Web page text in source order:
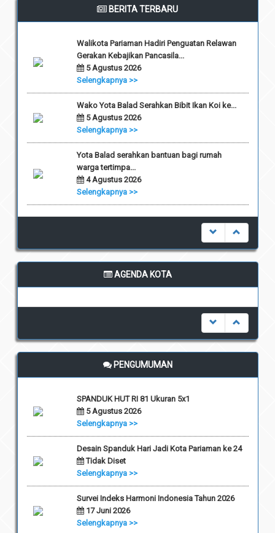
BERITA TERBARU
Walikota Pariaman Hadiri Penguatan Relawan
Gerakan Kebajikan Pancasila...
5 Agustus 2026
Selengkapnya >>
Wako Yota Balad Serahkan Bibit Ikan Koi ke...
5 Agustus 2026
Selengkapnya >>
Yota Balad serahkan bantuan bagi rumah
warga tertimpa...
4 Agustus 2026
Selengkapnya >>
AGENDA KOTA
PENGUMUMAN
SPANDUK HUT RI 81 Ukuran 5x1
5 Agustus 2026
Selengkapnya >>
Desain Spanduk Hari Jadi Kota Pariaman ke 24
Tidak Diset
Selengkapnya >>
Survei Indeks Harmoni Indonesia Tahun 2026
17 Juni 2026
Selengkapnya >>